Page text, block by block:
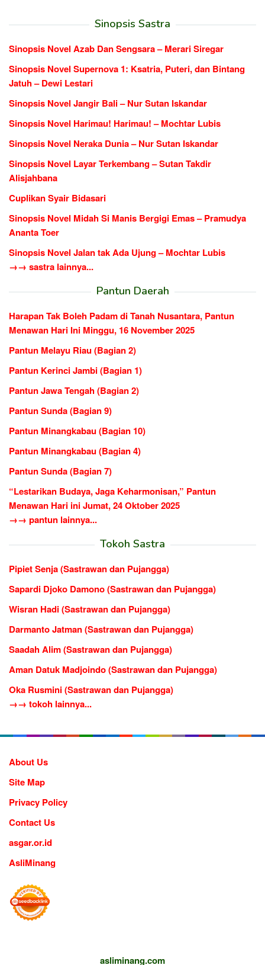
Sinopsis Sastra
Sinopsis Novel Azab Dan Sengsara – Merari Siregar
Sinopsis Novel Supernova 1: Ksatria, Puteri, dan Bintang
Jatuh – Dewi Lestari
Sinopsis Novel Jangir Bali – Nur Sutan Iskandar
Sinopsis Novel Harimau! Harimau! – Mochtar Lubis
Sinopsis Novel Neraka Dunia – Nur Sutan Iskandar
Sinopsis Novel Layar Terkembang – Sutan Takdir
Alisjahbana
Cuplikan Syair Bidasari
Sinopsis Novel Midah Si Manis Bergigi Emas – Pramudya
Ananta Toer
Sinopsis Novel Jalan tak Ada Ujung – Mochtar Lubis
→→ sastra lainnya...
Pantun Daerah
Harapan Tak Boleh Padam di Tanah Nusantara, Pantun
Menawan Hari Ini Minggu, 16 November 2025
Pantun Melayu Riau (Bagian 2)
Pantun Kerinci Jambi (Bagian 1)
Pantun Jawa Tengah (Bagian 2)
Pantun Sunda (Bagian 9)
Pantun Minangkabau (Bagian 10)
Pantun Minangkabau (Bagian 4)
Pantun Sunda (Bagian 7)
“Lestarikan Budaya, Jaga Keharmonisan,” Pantun
Menawan Hari ini Jumat, 24 Oktober 2025
→→ pantun lainnya...
Tokoh Sastra
Pipiet Senja (Sastrawan dan Pujangga)
Sapardi Djoko Damono (Sastrawan dan Pujangga)
Wisran Hadi (Sastrawan dan Pujangga)
Darmanto Jatman (Sastrawan dan Pujangga)
Saadah Alim (Sastrawan dan Pujangga)
Aman Datuk Madjoindo (Sastrawan dan Pujangga)
Oka Rusmini (Sastrawan dan Pujangga)
→→ tokoh lainnya...
About Us
Site Map
Privacy Policy
Contact Us
asgar.or.id
AsliMinang
asliminang.com